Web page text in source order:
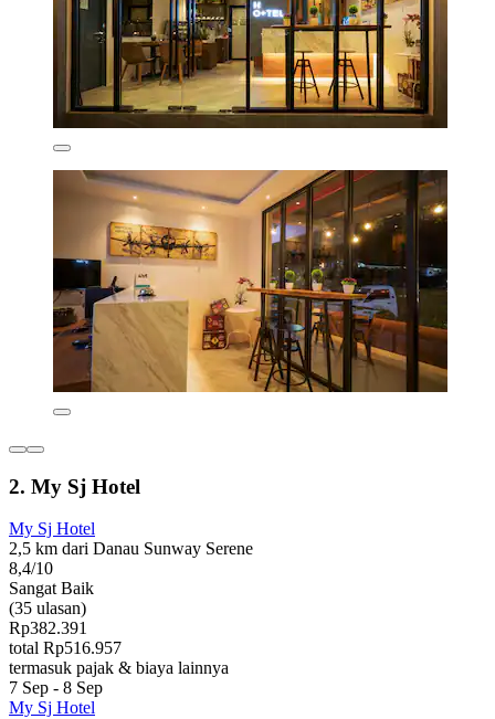
2. My Sj Hotel
My Sj Hotel
2,5 km dari Danau Sunway Serene
8,4/10
Sangat Baik
(35 ulasan)
Rp382.391
total Rp516.957
termasuk pajak & biaya lainnya
7 Sep - 8 Sep
My Sj Hotel